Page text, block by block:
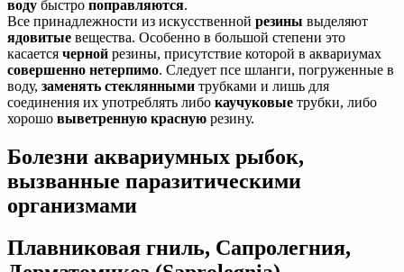
воду быстро поправляются.
Все принадлежности из искусственной резины выделяют
ядовитые вещества. Особенно в большой степени это
касается черной резины, присутствие которой в аквариумах
совершенно нетерпимо. Следует псе шланги, погруженные в
воду, заменять стеклянными трубками и лишь для
соединения их употреблять либо каучуковые трубки, либо
хорошо выветренную красную резину.
Болезни аквариумных рыбок,
вызванные паразитическими
организмами
Плавниковая гниль, Сапролегния,